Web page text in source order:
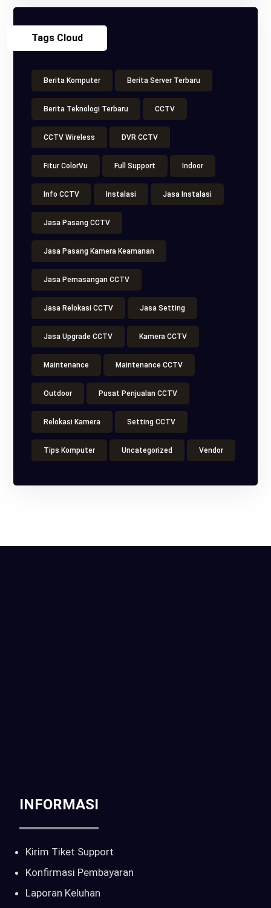
Tags Cloud
Berita Komputer Berita Server Terbaru
Berita Teknologi Terbaru CCTV
CCTV Wireless DVR CCTV
Fitur ColorVu Full Support Indoor
Info CCTV Instalasi Jasa Instalasi
Jasa Pasang CCTV
Jasa Pasang Kamera Keamanan
Jasa Pemasangan CCTV
Jasa Relokasi CCTV Jasa Setting
Jasa Upgrade CCTV Kamera CCTV
Maintenance Maintenance CCTV
Outdoor Pusat Penjualan CCTV
Relokasi Kamera Setting CCTV
Tips Komputer Uncategorized Vendor
INFORMASI
Kirim Tiket Support
Konfirmasi Pembayaran
Laporan Keluhan